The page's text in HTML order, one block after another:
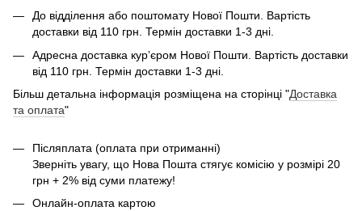
До відділення або поштомату Нової Пошти. Вартість
доставки від 110 грн. Термін доставки 1-3 дні.
Адресна доставка курʼєром Нової Пошти. Вартість доставки
від 110 грн. Термін доставки 1-3 дні.
Більш детальна інформація розміщена на сторінці "Доставка
та оплата"
Післяплата (оплата при отриманні)
Зверніть увагу, що Нова Пошта стягує комісію у розмірі 20
грн + 2% від суми платежу!
Онлайн-оплата картою